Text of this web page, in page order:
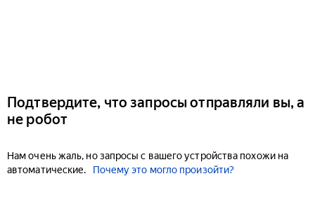
Подтвердите, что запросы отправляли вы, а
не робот
Нам очень жаль, но запросы с вашего устройства похожи на
автоматические.
Почему это могло произойти?